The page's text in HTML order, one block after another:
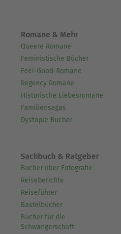
Romane & Mehr
Queere Romane
Feministische Bücher
Feel-Good-Romane
Regency Romane
Historische Liebesromane
Familiensagas
Dystopie Bücher
Sachbuch & Ratgeber
Bücher über Fotografie
Reiseberichte
Reiseführer
Bastelbücher
Bücher für die
Schwangerschaft